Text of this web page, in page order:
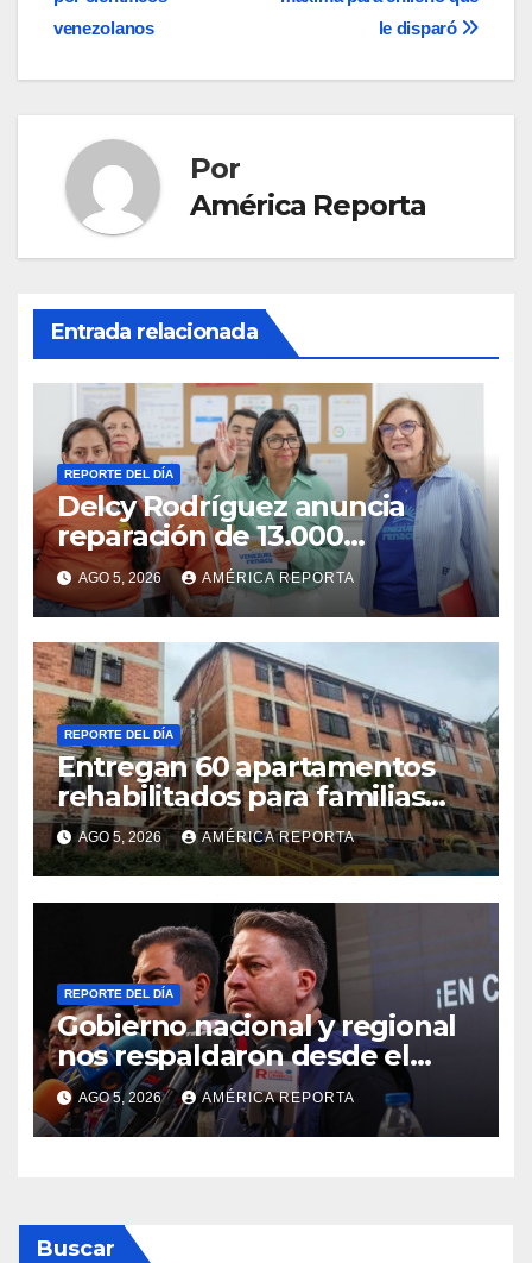
le disparó
venezolanos
Por
América Reporta
Entrada relacionada
REPORTE DEL DÍA
Delcy Rodríguez anuncia
reparación de 13.000
viviendas afectadas por los
terremotos
AGO 5, 2026 AMÉRICA REPORTA
REPORTE DEL DÍA
Entregan 60 apartamentos
rehabilitados para familias
del urbanismo Ana Victoria
en La Guaira
AGO 5, 2026 AMÉRICA REPORTA
REPORTE DEL DÍA
Gobierno nacional y regional
nos respaldaron desde el
primer momento tras
terremotos del 24J
AGO 5, 2026 AMÉRICA REPORTA
Buscar